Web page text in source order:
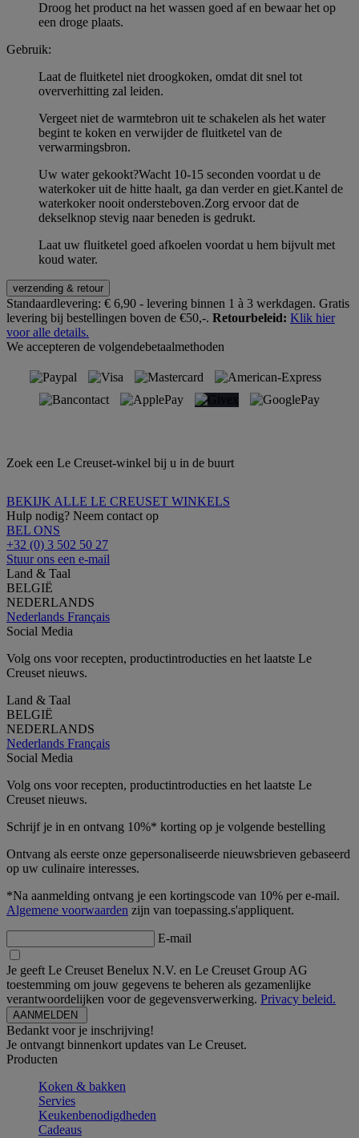
Droog het product na het wassen goed af en bewaar het op
een droge plaats.
Gebruik:
Laat de fluitketel niet droogkoken, omdat dit snel tot
oververhitting zal leiden.
Vergeet niet de warmtebron uit te schakelen als het water
begint te koken en verwijder de fluitketel van de
verwarmingsbron.
Uw water gekookt?Wacht 10-15 seconden voordat u de
waterkoker uit de hitte haalt, ga dan verder en giet.Kantel de
waterkoker nooit ondersteboven.Zorg ervoor dat de
dekselknop stevig naar beneden is gedrukt.
Laat uw fluitketel goed afkoelen voordat u hem bijvult met
koud water.
verzending & retour
Standaardlevering: € 6,90 - levering binnen 1 à 3 werkdagen. Gratis
levering bij bestellingen boven de €50,-. Retourbeleid: Klik hier
voor alle details.
We accepteren de volgendebetaalmethoden
Zoek een Le Creuset-winkel bij u in de buurt
BEKIJK ALLE LE CREUSET WINKELS
Hulp nodig? Neem contact op
BEL ONS
+32 (0) 3 502 50 27
Stuur ons een e-mail
Land & Taal
BELGIË
NEDERLANDS
Nederlands Français
Social Media
Volg ons voor recepten, productintroducties en het laatste Le
Creuset nieuws.
Land & Taal
BELGIË
NEDERLANDS
Nederlands Français
Social Media
Volg ons voor recepten, productintroducties en het laatste Le
Creuset nieuws.
Schrijf je in en ontvang 10%* korting op je volgende bestelling
Ontvang als eerste onze gepersonaliseerde nieuwsbrieven gebaseerd
op uw culinaire interesses.
*Na aanmelding ontvang je een kortingscode van 10% per e-mail.
Algemene voorwaarden zijn van toepassing.s'appliquent.
E-mail
Je geeft Le Creuset Benelux N.V. en Le Creuset Group AG
toestemming om jouw gegevens te beheren als gezamenlijke
verantwoordelijken voor de gegevensverwerking. Privacy beleid.
Bedankt voor je inschrijving!
Je ontvangt binnenkort updates van Le Creuset.
Producten
Koken & bakken
Servies
Keukenbenodigdheden
Cadeaus